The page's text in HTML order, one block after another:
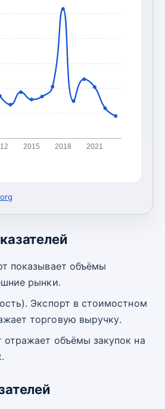
2015 2018 2021
показывает объёмы
рынки.
Экспорт в стоимостном
торговую выручку.
объёмы закупок на